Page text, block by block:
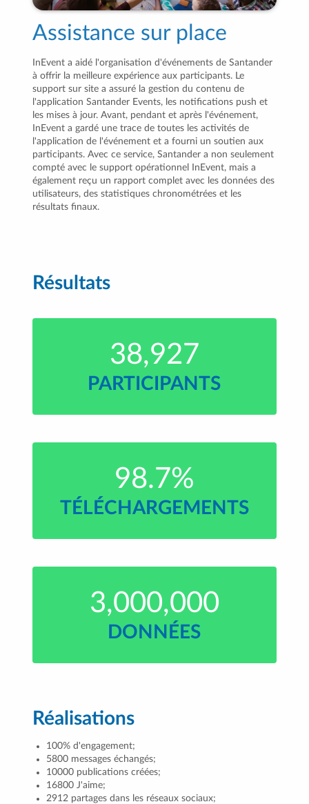
Assistance sur place
InEvent a aidé l'organisation d'événements de Santander
à offrir la meilleure expérience aux participants. Le
support sur site a assuré la gestion du contenu de
l'application Santander Events, les notifications push et
les mises à jour. Avant, pendant et après l'événement,
InEvent a gardé une trace de toutes les activités de
l'application de l'événement et a fourni un soutien aux
participants. Avec ce service, Santander a non seulement
compté avec le support opérationnel InEvent, mais a
également reçu un rapport complet avec les données des
utilisateurs, des statistiques chronométrées et les
résultats finaux.
Résultats
38,927
PARTICIPANTS
98.7%
TÉLÉCHARGEMENTS
3,000,000
DONNÉES
Réalisations
100% d'engagement;
5800 messages échangés;
10000 publications créées;
16800 J'aime;
2912 partages dans les réseaux sociaux;